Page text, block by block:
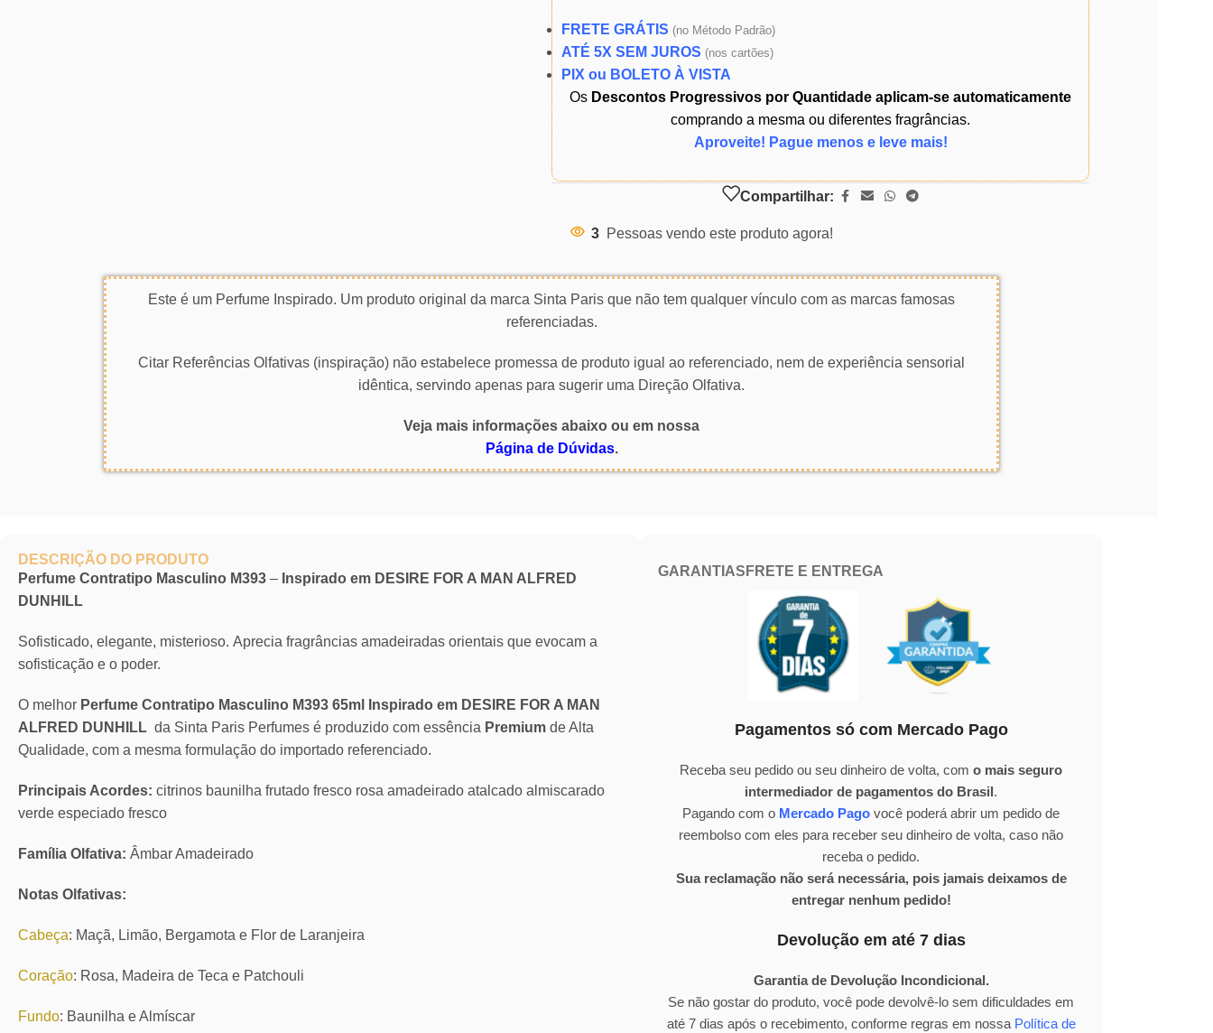
FRETE GRÁTIS (no Método Padrão)
ATÉ 5X SEM JUROS (nos cartões)
PIX ou BOLETO À VISTA
Os Descontos Progressivos por Quantidade aplicam-se automaticamente
comprando a mesma ou diferentes fragrâncias.
Aproveite! Pague menos e leve mais!
Compartilhar:
3 Pessoas vendo este produto agora!
Este é um Perfume Inspirado. Um produto original da marca Sinta Paris que não tem qualquer vínculo com as marcas famosas
referenciadas.
Citar Referências Olfativas (inspiração) não estabelece promessa de produto igual ao referenciado, nem de experiência sensorial
idêntica, servindo apenas para sugerir uma Direção Olfativa.
Veja mais informações abaixo ou em nossa
Página de Dúvidas.
DESCRIÇÃO DO PRODUTO
Perfume Contratipo Masculino M393 – Inspirado em DESIRE FOR A MAN ALFRED
DUNHILL
Sofisticado, elegante, misterioso. Aprecia fragrâncias amadeiradas orientais que evocam a
sofisticação e o poder.
O melhor Perfume Contratipo Masculino M393 65ml Inspirado em DESIRE FOR A MAN
ALFRED DUNHILL da Sinta Paris Perfumes é produzido com essência Premium de Alta
Qualidade, com a mesma formulação do importado referenciado.
Principais Acordes: citrinos baunilha frutado fresco rosa amadeirado atalcado almiscarado
verde especiado fresco
Família Olfativa: Âmbar Amadeirado
Notas Olfativas:
Cabeça: Maçã, Limão, Bergamota e Flor de Laranjeira
Coração: Rosa, Madeira de Teca e Patchouli
Fundo: Baunilha e Almíscar
GARANTIAS FRETE E ENTREGA
Pagamentos só com Mercado Pago
Receba seu pedido ou seu dinheiro de volta, como mais seguro
intermediador de pagamentos do Brasil.
Pagando com o Mercado Pago você poderá abrir um pedido de
reembolso com eles para receber seu dinheiro de volta, caso não
receba o pedido.
Sua reclamação não será necessária, pois jamais deixamos de
entregar nenhum pedido!
Devolução em até 7 dias
Garantia de Devolução Incondicional.
Se não gostar do produto, você pode devolvê-lo sem dificuldades em
até 7 dias após o recebimento, conforme regras em nossa Política de